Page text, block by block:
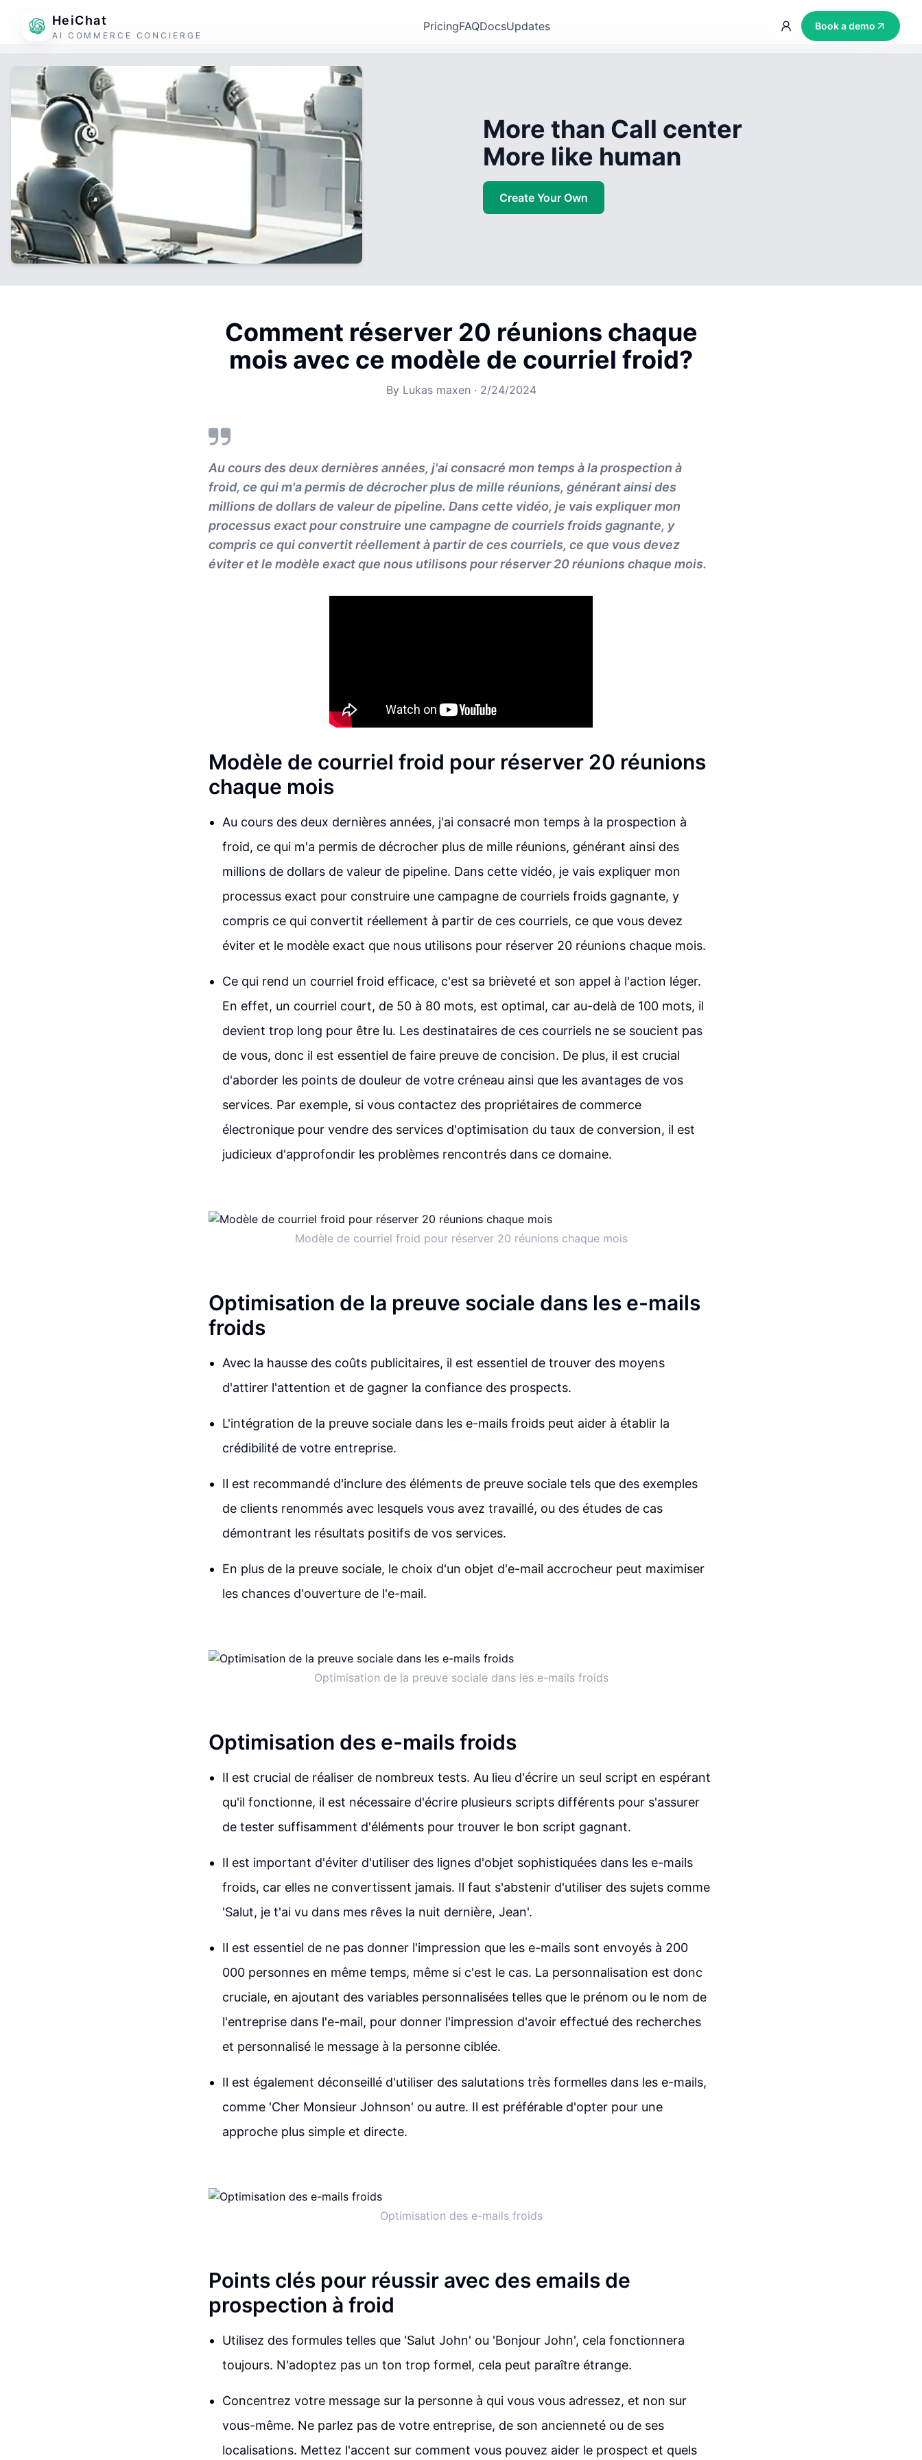
HeiChat
AI COMMERCE CONCIERGE
PricingFAQDocsUpdates Book a demo
More than Call center
More like human
Create Your Own
Comment réserver 20 réunions chaque
mois avec ce modèle de courriel froid?
By Lukas maxen · 2/24/2024
Au cours des deux dernières années, j'ai consacré mon temps à la prospection à
froid, ce qui m'a permis de décrocher plus de mille réunions, générant ainsi des
millions de dollars de valeur de pipeline. Dans cette vidéo, je vais expliquer mon
processus exact pour construire une campagne de courriels froids gagnante, y
compris ce qui convertit réellement à partir de ces courriels, ce que vous devez
éviter et le modèle exact que nous utilisons pour réserver 20 réunions chaque mois.
Modèle de courriel froid pour réserver 20 réunions
chaque mois
Au cours des deux dernières années, j'ai consacré mon temps à la prospection à
froid, ce qui m'a permis de décrocher plus de mille réunions, générant ainsi des
millions de dollars de valeur de pipeline. Dans cette vidéo, je vais expliquer mon
processus exact pour construire une campagne de courriels froids gagnante, y
compris ce qui convertit réellement à partir de ces courriels, ce que vous devez
éviter et le modèle exact que nous utilisons pour réserver 20 réunions chaque mois.
Ce qui rend un courriel froid efficace, c'est sa brièveté et son appel à l'action léger.
En effet, un courriel court, de 50 à 80 mots, est optimal, car au-delà de 100 mots, il
devient trop long pour être lu. Les destinataires de ces courriels ne se soucient pas
de vous, donc il est essentiel de faire preuve de concision. De plus, il est crucial
d'aborder les points de douleur de votre créneau ainsi que les avantages de vos
services. Par exemple, si vous contactez des propriétaires de commerce
électronique pour vendre des services d'optimisation du taux de conversion, il est
judicieux d'approfondir les problèmes rencontrés dans ce domaine.
Modèle de courriel froid pour réserver 20 réunions chaque mois
Optimisation de la preuve sociale dans les e-mails
froids
Avec la hausse des coûts publicitaires, il est essentiel de trouver des moyens
d'attirer l'attention et de gagner la confiance des prospects.
L'intégration de la preuve sociale dans les e-mails froids peut aider à établir la
crédibilité de votre entreprise.
Il est recommandé d'inclure des éléments de preuve sociale tels que des exemples
de clients renommés avec lesquels vous avez travaillé, ou des études de cas
démontrant les résultats positifs de vos services.
En plus de la preuve sociale, le choix d'un objet d'e-mail accrocheur peut maximiser
les chances d'ouverture de l'e-mail.
Optimisation de la preuve sociale dans les e-mails froids
Optimisation des e-mails froids
Il est crucial de réaliser de nombreux tests. Au lieu d'écrire un seul script en espérant
qu'il fonctionne, il est nécessaire d'écrire plusieurs scripts différents pour s'assurer
de tester suffisamment d'éléments pour trouver le bon script gagnant.
Il est important d'éviter d'utiliser des lignes d'objet sophistiquées dans les e-mails
froids, car elles ne convertissent jamais. Il faut s'abstenir d'utiliser des sujets comme
'Salut, je t'ai vu dans mes rêves la nuit dernière, Jean'.
Il est essentiel de ne pas donner l'impression que les e-mails sont envoyés à 200
000 personnes en même temps, même si c'est le cas. La personnalisation est donc
cruciale, en ajoutant des variables personnalisées telles que le prénom ou le nom de
l'entreprise dans l'e-mail, pour donner l'impression d'avoir effectué des recherches
et personnalisé le message à la personne ciblée.
Il est également déconseillé d'utiliser des salutations très formelles dans les e-mails,
comme 'Cher Monsieur Johnson' ou autre. Il est préférable d'opter pour une
approche plus simple et directe.
Optimisation des e-mails froids
Points clés pour réussir avec des emails de
prospection à froid
Utilisez des formules telles que 'Salut John' ou 'Bonjour John', cela fonctionnera
toujours. N'adoptez pas un ton trop formel, cela peut paraître étrange.
Concentrez votre message sur la personne à qui vous vous adressez, et non sur
vous-même. Ne parlez pas de votre entreprise, de son ancienneté ou de ses
localisations. Mettez l'accent sur comment vous pouvez aider le prospect et quels